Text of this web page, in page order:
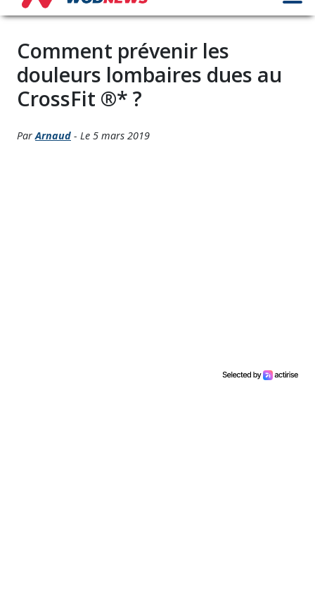
Comment prévenir les
douleurs lombaires dues au
CrossFit ®* ?
ParArnaud - Le 5 mars 2019